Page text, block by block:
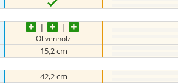
Olivenholz
15,2 cm
42,2 cm